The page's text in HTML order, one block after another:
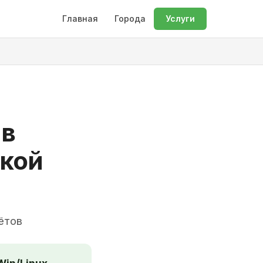
Главная Города Услуги